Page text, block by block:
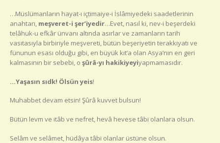
…Müslümanların hayat-ı içtimaiye-i İslâmiyedeki saadetlerinin
anahtarı, meşveret-i şer’iyedir…Evet, nasıl ki, nev-i beşerdeki
telâhuk-u efkâr ünvanı altında asırlar ve zamanların tarih
vasıtasıyla birbiriyle meşvereti, bütün beşeriyetin terakkiyatı ve
fünunun esası olduğu gibi, en büyük kıt’a olan Asya’nın en geri
kalmasının bir sebebi, o şûrâ-yı hakikiyeyiyapmamasıdır.
…Yaşasın sıdk! Ölsün yeis!
Muhabbet devam etsin! Şûrâ kuvvet bulsun!
Bütün levm ve itâb ve nefret, hevâ hevese tâbi olanlara olsun.
Selâm ve selâmet, hüdâya tâbi olanlar üstüne olsun.